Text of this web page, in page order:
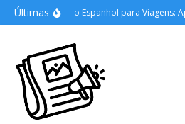
Ir para o conteúdo
ÚltimasDomine o Espanhol para Viagens: